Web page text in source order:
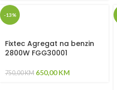
-13%
Fixtec Agregat na benzin
2800W FGG30001
750,00KM 650,00KM